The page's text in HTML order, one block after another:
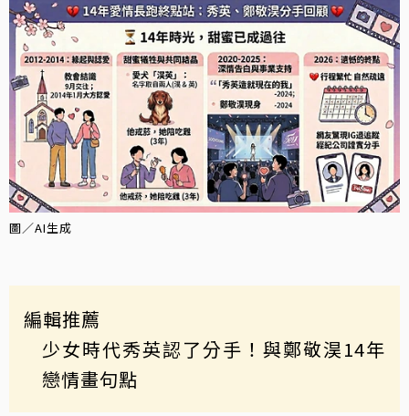
圖／AI生成
編輯推薦
少女時代秀英認了分手！與鄭敬淏14年
戀情畫句點